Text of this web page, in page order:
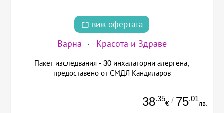
виж офертата
Варна Красота и Здраве
Пакет изследвания - 30 инхалаторни алергена,
предоставено от СМДЛ Кандиларов
38.35
€ / 75.01
лв.